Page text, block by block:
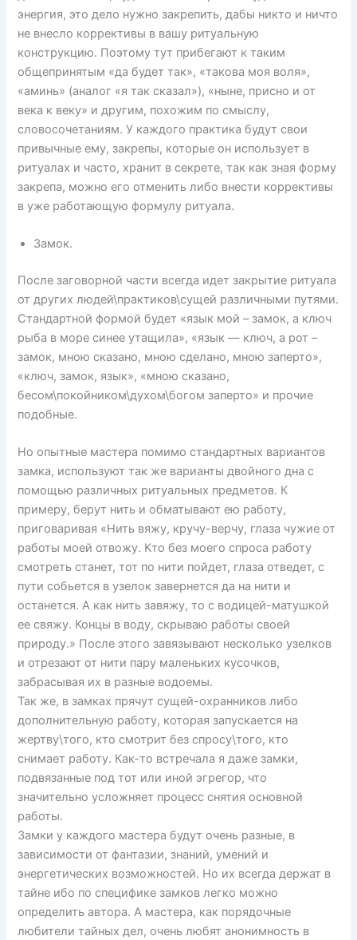
энергия, это дело нужно закрепить, дабы никто и ничто
не внесло коррективы в вашу ритуальную
конструкцию. Поэтому тут прибегают к таким
общепринятым «да будет так», «такова моя воля»,
«аминь» (аналог «я так сказал»), «ныне, присно и от
века к веку» и другим, похожим по смыслу,
словосочетаниям. У каждого практика будут свои
привычные ему, закрепы, которые он использует в
ритуалах и часто, хранит в секрете, так как зная форму
закрепа, можно его отменить либо внести коррективы
в уже работающую формулу ритуала.
Замок.
После заговорной части всегда идет закрытие ритуала
от других людей\практиков\сущей различными путями.
Стандартной формой будет «язык мой – замок, а ключ
рыба в море синее утащила», «язык — ключ, а рот –
замок, мною сказано, мною сделано, мною заперто»,
«ключ, замок, язык», «мною сказано,
бесом\покойником\духом\богом заперто» и прочие
подобные.
Но опытные мастера помимо стандартных вариантов
замка, используют так же варианты двойного дна с
помощью различных ритуальных предметов. К
примеру, берут нить и обматывают ею работу,
приговаривая «Нить вяжу, кручу-верчу, глаза чужие от
работы моей отвожу. Кто без моего спроса работу
смотреть станет, тот по нити пойдет, глаза отведет, с
пути собьется в узелок завернется да на нити и
останется. А как нить завяжу, то с водицей-матушкой
ее свяжу. Концы в воду, скрываю работы своей
природу.» После этого завязывают несколько узелков
и отрезают от нити пару маленьких кусочков,
забрасывая их в разные водоемы.
Так же, в замках прячут сущей-охранников либо
дополнительную работу, которая запускается на
жертву\того, кто смотрит без спросу\того, кто
снимает работу. Как-то встречала я даже замки,
подвязанные под тот или иной эгрегор, что
значительно усложняет процесс снятия основной
работы.
Замки у каждого мастера будут очень разные, в
зависимости от фантазии, знаний, умений и
энергетических возможностей. Но их всегда держат в
тайне ибо по специфике замков легко можно
определить автора. А мастера, как порядочные
любители тайных дел, очень любят анонимность в